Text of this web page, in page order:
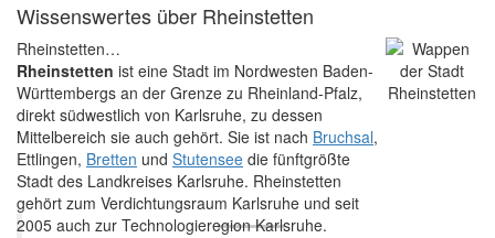
Wissenswertes über Rheinstetten
Rheinstetten…
Rheinstetten ist eine Stadt im Nordwesten Baden-
Württembergs an der Grenze zu Rheinland-Pfalz,
direkt südwestlich von Karlsruhe, zu dessen
Mittelbereich sie auch gehört. Sie ist nach Bruchsal,
Ettlingen, Bretten und Stutensee die fünftgrößte
Stadt des Landkreises Karlsruhe. Rheinstetten
gehört zum Verdichtungsraum Karlsruhe und seit
2005 auch zur Technologieregion Karlsruhe.